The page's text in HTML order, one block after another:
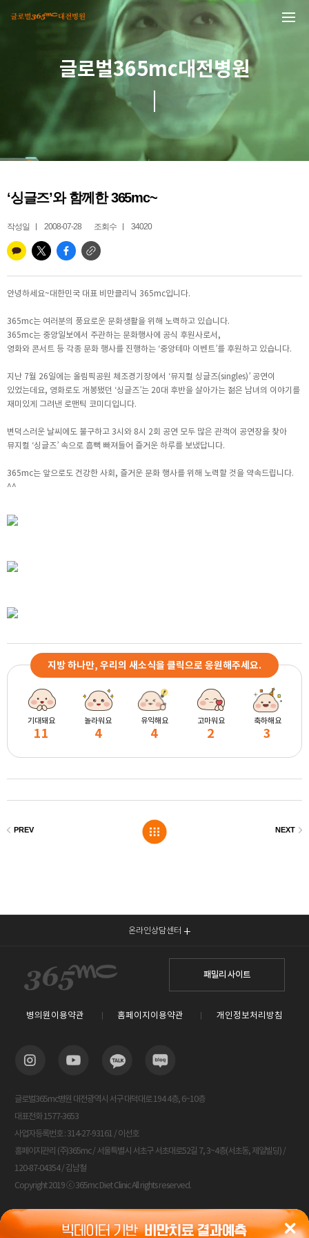
글로벌365mc대전병원
‘싱글즈’와 함께한 365mc~
작성일 2008-07-28 조회수 34020
안녕하세요~대한민국 대표 비만클리닉 365mc입니다.
365mc는 여러분의 풍요로운 문화생활을 위해 노력하고 있습니다.
365mc는 중앙일보에서 주관하는 문화행사에 공식 후원사로서,
영화와 콘서트 등 각종 문화 행사를 진행하는 ‘중앙테마 이벤트’를 후원하고 있습니다.
지난 7월 26일에는 올림픽공원 체조경기장에서 ‘뮤지컬 싱글즈(singles)’ 공연이
있었는데요, 영화로도 개봉됐던 ‘싱글즈’는 20대 후반을 살아가는 젊은 남녀의 이야기를
재미있게 그려낸 로맨틱 코미디입니다.
변덕스러운 날씨에도 불구하고 3시와 8시 2회 공연 모두 많은 관객이 공연장을 찾아
뮤지컬 ‘싱글즈’ 속으로 흠뻑 빠져들어 즐거운 하루를 보냈답니다.
365mc는 앞으로도 건강한 사회, 즐거운 문화 행사를 위해 노력할 것을 약속드립니다.
^^
지방 하나만, 우리의 새소식을 클릭으로 응원해주세요.
기대돼요
11
놀라워요
4
유익해요
4
고마워요
2
축하해요
3
온라인상담센터
패밀리 사이트
병의원이용약관 홈페이지이용약관 개인정보처리방침
글로벌365mc병원 대전광역시 서구 대덕대로 194 4층, 6~10층
대표전화 1577-3653
사업자등록번호 : 314-27-93161 / 이선호
홈페이지관리 (주)365mc / 서울특별시 서초구 서초대로52길 7, 3~4층(서초동, 제일빌딩) /
120-87-04354 / 김남철
Copyright 2019 ⓒ 365mc Diet Clinic All rights reserved.